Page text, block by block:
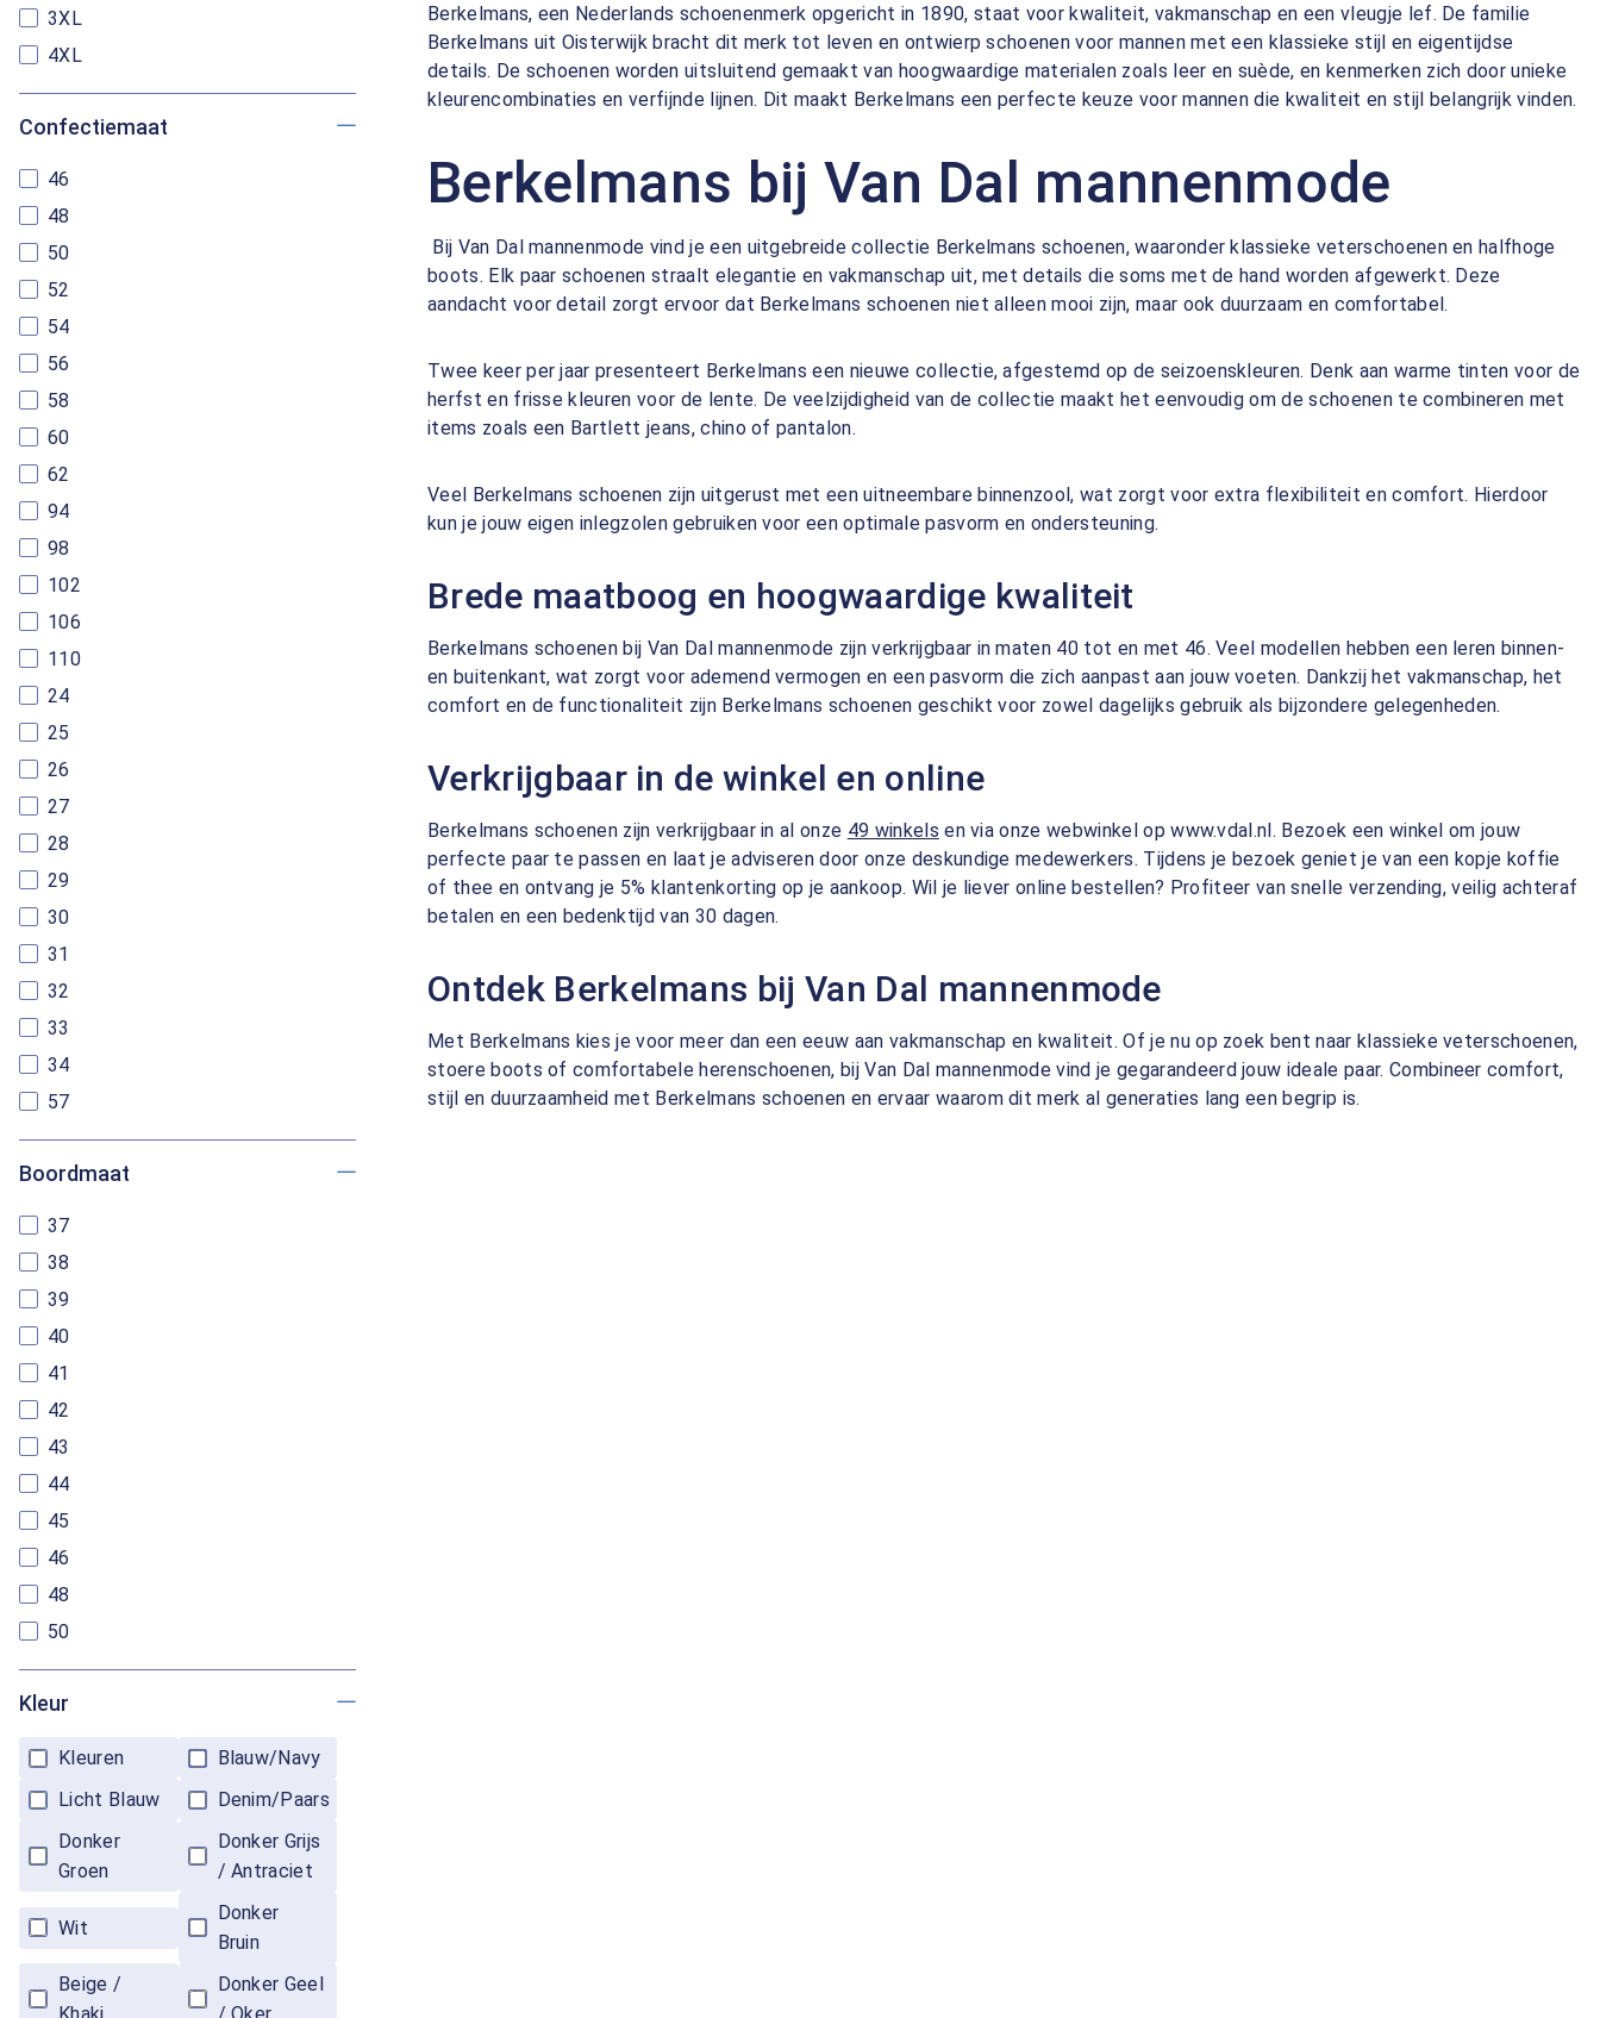
3XL
4XL
Confectiemaat
46
48
50
52
54
56
58
60
62
94
98
102
106
110
24
25
26
27
28
29
30
31
32
33
34
57
Boordmaat
37
38
39
40
41
42
43
44
45
46
48
50
Kleur
Kleuren
Blauw/Navy
Licht Blauw
Denim/Paars
Donker
Groen
Donker Grijs
/ Antraciet
Wit
Donker
Bruin
Beige /
Donker Geel
Berkelmans, een Nederlands schoenenmerk opgericht in 1890, staat voor kwaliteit, vakmanschap en een vleugje lef. De familie
Berkelmans uit Oisterwijk bracht dit merk tot leven en ontwierp schoenen voor mannen met een klassieke stijl en eigentijdse
details. De schoenen worden uitsluitend gemaakt van hoogwaardige materialen zoals leer en suède, en kenmerken zich door unieke
kleurencombinaties en verfijnde lijnen. Dit maakt Berkelmans een perfecte keuze voor mannen die kwaliteit en stijl belangrijk vinden.
Berkelmans bij Van Dal mannenmode
Bij Van Dal mannenmode vind je een uitgebreide collectie Berkelmans schoenen, waaronder klassieke veterschoenen en halfhoge
boots. Elk paar schoenen straalt elegantie en vakmanschap uit, met details die soms met de hand worden afgewerkt. Deze
aandacht voor detail zorgt ervoor dat Berkelmans schoenen niet alleen mooi zijn, maar ook duurzaam en comfortabel.
Twee keer per jaar presenteert Berkelmans een nieuwe collectie, afgestemd op de seizoenskleuren. Denk aan warme tinten voor de
herfst en frisse kleuren voor de lente. De veelzijdigheid van de collectie maakt het eenvoudig om de schoenen te combineren met
items zoals een Bartlett jeans, chino of pantalon.
Veel Berkelmans schoenen zijn uitgerust met een uitneembare binnenzool, wat zorgt voor extra flexibiliteit en comfort. Hierdoor
kun je jouw eigen inlegzolen gebruiken voor een optimale pasvorm en ondersteuning.
Brede maatboog en hoogwaardige kwaliteit
Berkelmans schoenen bij Van Dal mannenmode zijn verkrijgbaar in maten 40 tot en met 46. Veel modellen hebben een leren binnen-
en buitenkant, wat zorgt voor ademend vermogen en een pasvorm die zich aanpast aan jouw voeten. Dankzij het vakmanschap, het
comfort en de functionaliteit zijn Berkelmans schoenen geschikt voor zowel dagelijks gebruik als bijzondere gelegenheden.
Verkrijgbaar in de winkel en online
Berkelmans schoenen zijn verkrijgbaar in al onze 49 winkels en via onze webwinkel op www.vdal.nl. Bezoek een winkel om jouw
perfecte paar te passen en laat je adviseren door onze deskundige medewerkers. Tijdens je bezoek geniet je van een kopje koffie
of thee en ontvang je 5% klantenkorting op je aankoop. Wil je liever online bestellen? Profiteer van snelle verzending, veilig achteraf
betalen en een bedenktijd van 30 dagen.
Ontdek Berkelmans bij Van Dal mannenmode
Met Berkelmans kies je voor meer dan een eeuw aan vakmanschap en kwaliteit. Of je nu op zoek bent naar klassieke veterschoenen,
stoere boots of comfortabele herenschoenen, bij Van Dal mannenmode vind je gegarandeerd jouw ideale paar. Combineer comfort,
stijl en duurzaamheid met Berkelmans schoenen en ervaar waarom dit merk al generaties lang een begrip is.